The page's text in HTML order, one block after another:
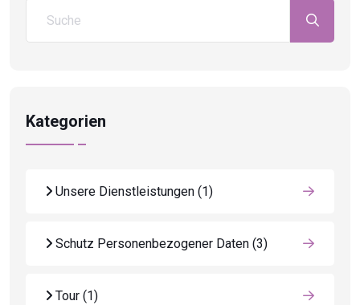
Kategorien
Unsere Dienstleistungen (1)
Schutz Personenbezogener Daten (3)
Tour (1)